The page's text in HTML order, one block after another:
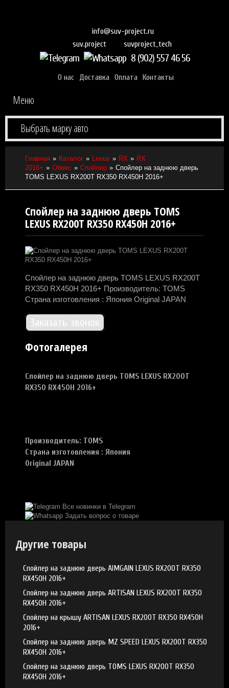
info@suv-project.ru
suv.project
suvproject_tech
8 (902) 557 46 56
О нас Доставка Оплата Контакты
Меню
Выбрать марку авто
Главная Каталог Lexus RX
RX
2016+
Обвес Спойлер
Спойлер на заднюю дверь
TOMS LEXUS RX200T RX350 RX450H 2016+
Спойлер на заднюю дверь TOMS
LEXUS RX200T RX350 RX450H 2016+
Спойлер на заднюю дверь TOMS LEXUS RX200T
RX350 RX450H 2016+ Производитель: TOMS
Страна изготовления : Япония Original JAPAN
Заказать звонок
Фотогалерея
Спойлер на заднюю дверь TOMS LEXUS RX200T
RX350 RX450H 2016+
Производитель: TOMS
Страна изготовления : Япония
Original JAPAN
Все новинки в Telegram
Задать вопрос о товаре
Другие товары
Спойлер на заднюю дверь AIMGAIN LEXUS RX200T RX350
RX450H 2016+
Спойлер на заднюю дверь ARTISAN LEXUS RX200T RX350
RX450H 2016+
Спойлер на крышу ARTISAN LEXUS RX200T RX350 RX450H
2016+
Спойлер на заднюю дверь MZ SPEED LEXUS RX200T RX350
RX450H 2016+
Спойлер на заднюю дверь TOMS LEXUS RX200T RX350
RX450H 2016+